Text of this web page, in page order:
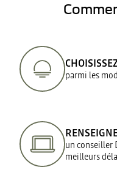
parmi les
un conseiller
meilleurs